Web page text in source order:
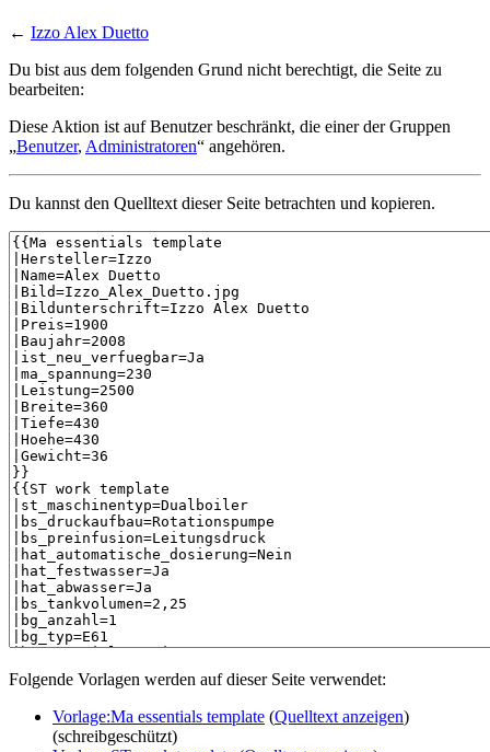
← Izzo Alex Duetto
Du bist aus dem folgenden Grund nicht berechtigt, die Seite zu
bearbeiten:
Diese Aktion ist auf Benutzer beschränkt, die einer der Gruppen
„Benutzer, Administratoren“ angehören.
Du kannst den Quelltext dieser Seite betrachten und kopieren.
Folgende Vorlagen werden auf dieser Seite verwendet:
Vorlage:Ma essentials template (Quelltext anzeigen)
(schreibgeschützt)